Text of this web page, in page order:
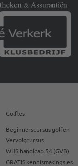
Golfles
Beginnerscursus golfen
Vervolgcursus
WHS handicap 54 (GVB)
GRATIS kennismakingsles